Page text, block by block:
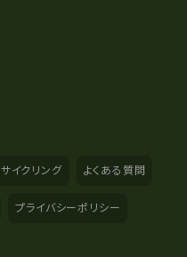
サイクリング よくある質問
プライバシーポリシー